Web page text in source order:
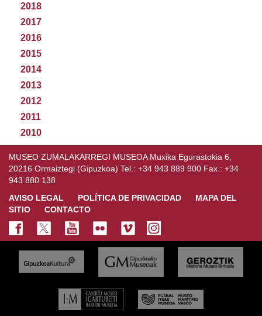
2018
2017
2016
2015
2014
2013
2012
2011
2010
MUSEO ZUMALAKARREGI MUSEOA Muxika Egurastokia 6,
20216 Ormaiztegi (Gipuzkoa) Tel.: +34 943 889 900 Fax.: +34
943 880 138
AVISO LEGAL
POLÍTICA DE PRIVACIDAD
MAPA DEL
SITIO
CONTACTO